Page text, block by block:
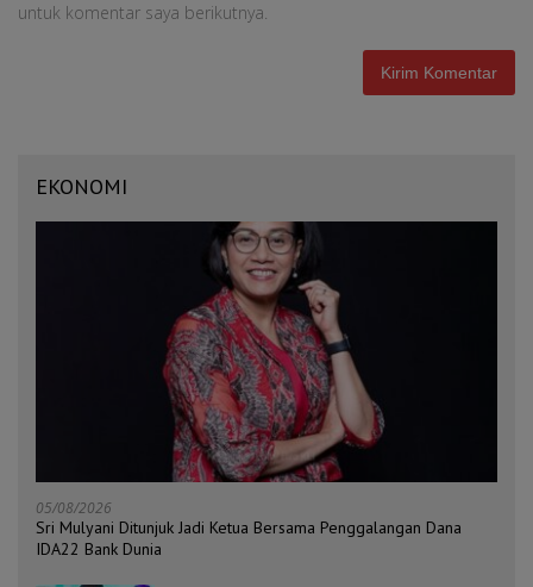
untuk komentar saya berikutnya.
EKONOMI
05/08/2026
Sri Mulyani Ditunjuk Jadi Ketua Bersama Penggalangan Dana
IDA22 Bank Dunia